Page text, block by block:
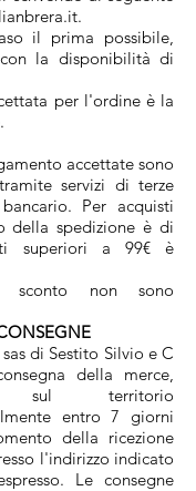
il prima possibile,
la disponibilità di
per l'ordine è la
accettate sono
servizi di terze
Per acquisti
della spedizione è di
superiori a 99€ è
sconto non sono
di Sestito Silvio e C
della merce,
sul territorio
entro 7 giorni
della ricezione
l'indirizzo indicato
Le consegne